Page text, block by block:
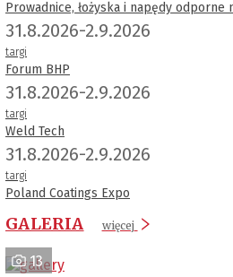
Prowadnice, łożyska i napędy odporne
31.8.2026-2.9.2026
targi
Forum BHP
31.8.2026-2.9.2026
targi
Weld Tech
31.8.2026-2.9.2026
targi
Poland Coatings Expo
GALERIA więcej
13